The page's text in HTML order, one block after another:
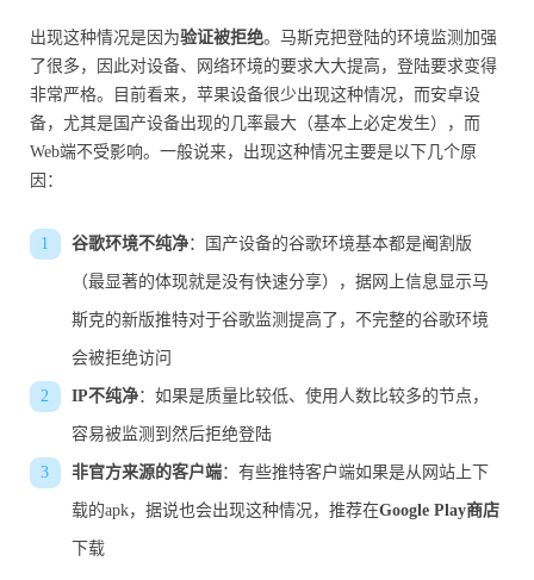
出现这种情况是因为验证被拒绝。马斯克把登陆的环境监测加强
了很多，因此对设备、网络环境的要求大大提高，登陆要求变得
非常严格。目前看来，苹果设备很少出现这种情况，而安卓设
备，尤其是国产设备出现的几率最大（基本上必定发生），而
Web端不受影响。一般说来，出现这种情况主要是以下几个原
因：
谷歌环境不纯净：国产设备的谷歌环境基本都是阉割版
（最显著的体现就是没有快速分享），据网上信息显示马
斯克的新版推特对于谷歌监测提高了，不完整的谷歌环境
会被拒绝访问
IP不纯净：如果是质量比较低、使用人数比较多的节点，
容易被监测到然后拒绝登陆
非官方来源的客户端：有些推特客户端如果是从网站上下
载的apk，据说也会出现这种情况，推荐在Google Play商店
下载